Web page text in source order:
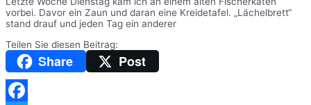
vorbei. Davor ein Zaun und daran eine Kreidetafel. „Lächelbrett“
stand drauf und jeden Tag ein anderer
Teilen Sie diesen Beitrag:
Share Post